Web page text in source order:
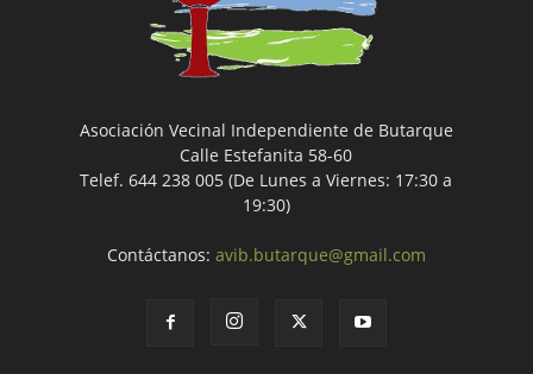
Asociación Vecinal Independiente de Butarque
Calle Estefanita 58-60
Telef. 644 238 005 (De Lunes a Viernes: 17:30 a
19:30)
Contáctanos: avib.butarque@gmail.com